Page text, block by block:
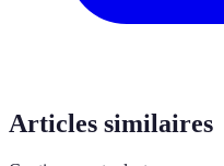
Articles similaires